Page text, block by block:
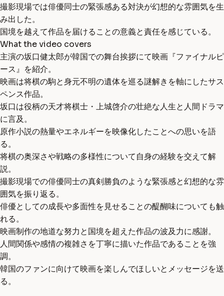
撮影現場では俳優同士の緊張感ある対決が幻想的な雰囲気を生
み出した。
国境を越えて作品を届けることの意義と責任を感じている。
What the video covers
主演の坂口健太郎が韓国での舞台挨拶にて映画『ファイナルピ
ース』を紹介。
映画は将棋の駒と身元不明の遺体を巡る謎解きを軸にしたサス
ペンス作品。
坂口は役柄の天才将棋士・上城啓介の壮絶な人生と人間ドラマ
に言及。
原作小説の熱量やエネルギーを映像化したことへの思いを語
る。
将棋の奥深さや戦略の多様性について自身の経験を交えて解
説。
撮影現場での俳優同士の真剣勝負のような緊張感と幻想的な雰
囲気を振り返る。
俳優としての成長や多面性を見せることの醍醐味についても触
れる。
映画制作の地道な努力と国境を超えた作品の波及力に感謝。
人間関係や感情の複雑さを丁寧に描いた作品であることを強
調。
韓国のファンに向けて映画を楽しんでほしいとメッセージを送
る。